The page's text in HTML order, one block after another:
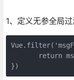
1、定义无参全局
return
})